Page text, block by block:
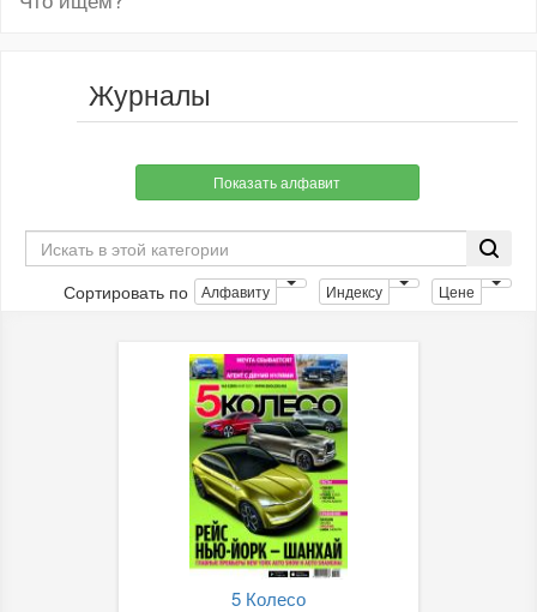
Журналы
Показать алфавит
Сортировать по Алфавиту Индексу Цене
5 Колесо